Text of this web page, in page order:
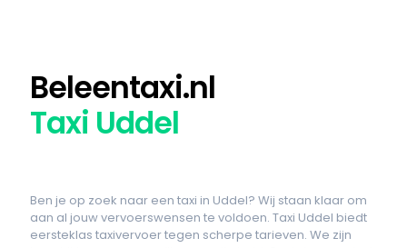
Beleentaxi.nl
Taxi Uddel
Ben je op zoek naar een taxi in Uddel? Wij staan klaar om
aan al jouw vervoerswensen te voldoen. Taxi Uddel biedt
eersteklas taxivervoer tegen scherpe tarieven. We zijn